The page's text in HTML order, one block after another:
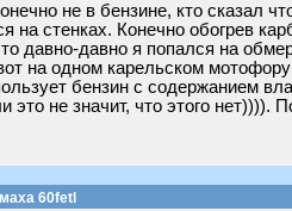
не в бензине, кто сказал
на стенках. Конечно обогрев
давно-давно я попался на
на одном карельском
бензин с содержанием
не значит, что этого нет)))).
60fetl